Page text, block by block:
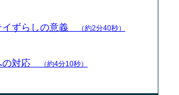
イずらしの意義 （約2分40秒）
の対応 （約4分10秒）